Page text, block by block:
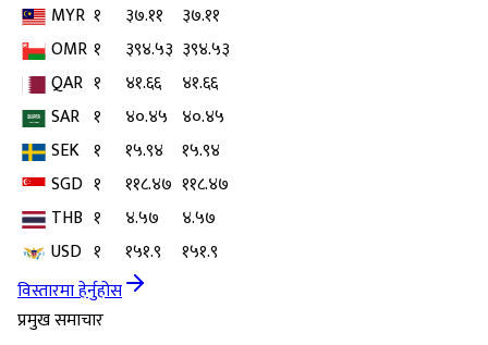
MYR १ ३७.११
३७.११
OMR १ ३९४.५३ ३९४.५३
QAR १ ४१.६६
४१.६६
SAR १ ४०.४५ ४०.४५
SEK १ १५.९४
१५.९४
SGD १ ११८.४७ ११८.४७
THB १ ४.५७
४.५७
USD १ १५१.९
१५१.९
विस्तारमा हेर्नुहोस
प्रमुख समाचार